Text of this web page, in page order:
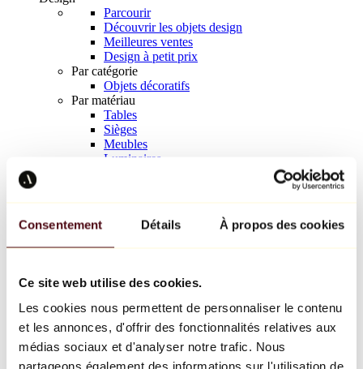
Consentement Détails À propos des cookies
Ce site web utilise des cookies.
Les cookies nous permettent de personnaliser le contenu
et les annonces, d'offrir des fonctionnalités relatives aux
médias sociaux et d'analyser notre trafic. Nous
partageons également des informations sur l'utilisation de
Parcourir
Découvrir les objets design
Meilleures ventes
Design à petit prix
Par catégorie
Objets décoratifs
Par matériau
Tables
Sièges
Meubles
Luminaires
Richard Orlinski
Keith Haring
Jeff Koons
Jean-Michel Basquiat
Tous les designers
Œuvre de la semaine